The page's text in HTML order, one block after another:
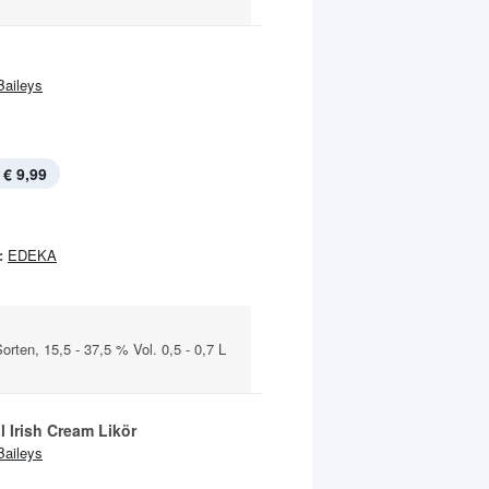
€ 9,99
EDEKA
15,5 - 37,5 % Vol. 0,5 - 0,7 L
Irish Cream Likör